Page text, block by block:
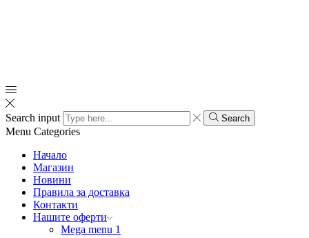
Search input Search
Menu Categories
Начало
Магазин
Новини
Правила за доставка
Контакти
Нашите оферти
Mega menu 1